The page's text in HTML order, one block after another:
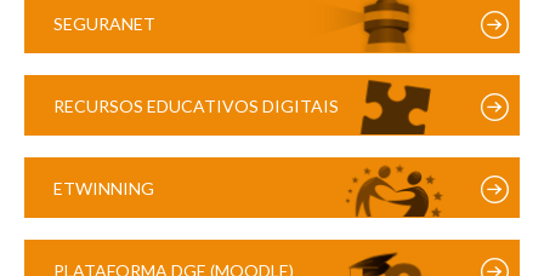
SEGURANET
RECURSOS EDUCATIVOS DIGITAIS
ETWINNING
PLATAFORMA DGE (MOODLE)